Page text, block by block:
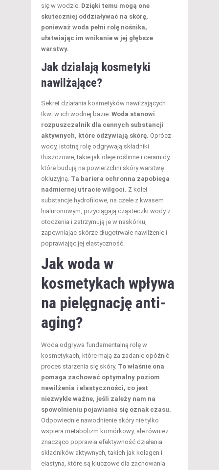
się w wodzie. Dzięki temu mogą one
skuteczniej oddziaływać na skórę,
ponieważ woda pełni rolę nośnika,
ułatwiając im wnikanie w jej głębsze
warstwy.
Jak działają kosmetyki
nawilżające?
Sekret działania kosmetyków nawilżających
tkwi w ich wodnej bazie. Woda stanowi
rozpuszczalnik dla cennych substancji
aktywnych, które odżywiają skórę. Oprócz
wody, istotną rolę odgrywają składniki
tłuszczowe, takie jak oleje roślinne i ceramidy,
które budują na powierzchni skóry warstwę
okluzyjną. Ta bariera ochronna zapobiega
nadmiernej utracie wilgoci. Z kolei
substancje hydrofilowe, na czele z kwasem
hialuronowym, przyciągają cząsteczki wody z
otoczenia i zatrzymują je w naskórku,
zapewniając skórze długotrwałe nawilżenie i
poprawiając jej elastyczność.
Jak woda w
kosmetykach wpływa
na pielęgnację anti-
aging?
Woda odgrywa fundamentalną rolę w
kosmetykach, które mają za zadanie opóźnić
proces starzenia się skóry. To właśnie ona
pomaga zachować optymalny poziom
nawilżenia i elastyczności, co jest
niezwykle ważne, jeśli zależy nam na
spowolnieniu pojawiania się oznak czasu.
Odpowiednie nawodnienie skóry nie tylko
wspiera metabolizm komórkowy, ale również
znacząco poprawia efektywność działania
składników aktywnych, takich jak kolagen i
elastyna, które są kluczowe dla zachowania